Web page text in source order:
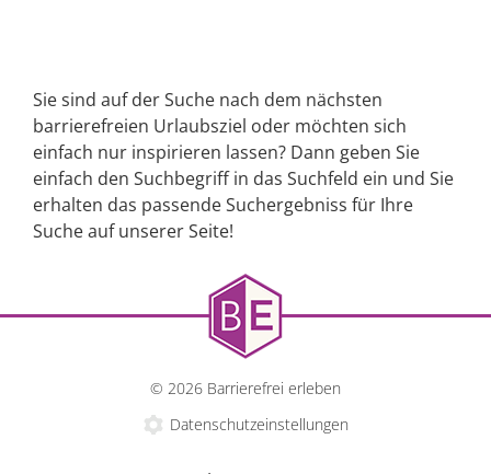
Sie sind auf der Suche nach dem nächsten
barrierefreien Urlaubsziel oder möchten sich
einfach nur inspirieren lassen? Dann geben Sie
einfach den Suchbegriff in das Suchfeld ein und Sie
erhalten das passende Suchergebniss für Ihre
Suche auf unserer Seite!
© 2026 Barrierefrei erleben
Datenschutzeinstellungen